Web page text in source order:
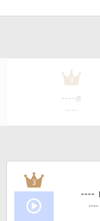
3
---- 点
----
3
----
----